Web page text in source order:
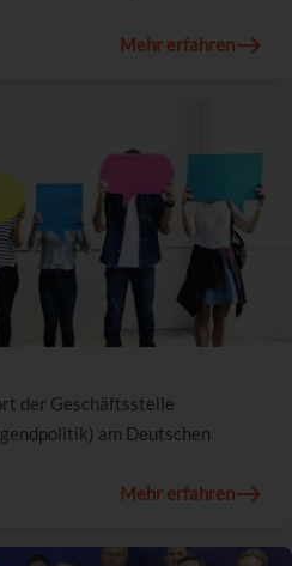
Mehr erfahren
der Geschäftsstelle
am Deutschen
Mehr erfahren